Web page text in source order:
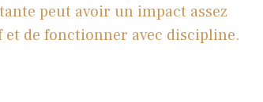
peut avoir un impact assez
de fonctionner avec discipline.